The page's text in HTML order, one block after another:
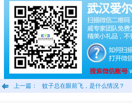
上一篇： 蚊子总在眼前飞，是什么情况？